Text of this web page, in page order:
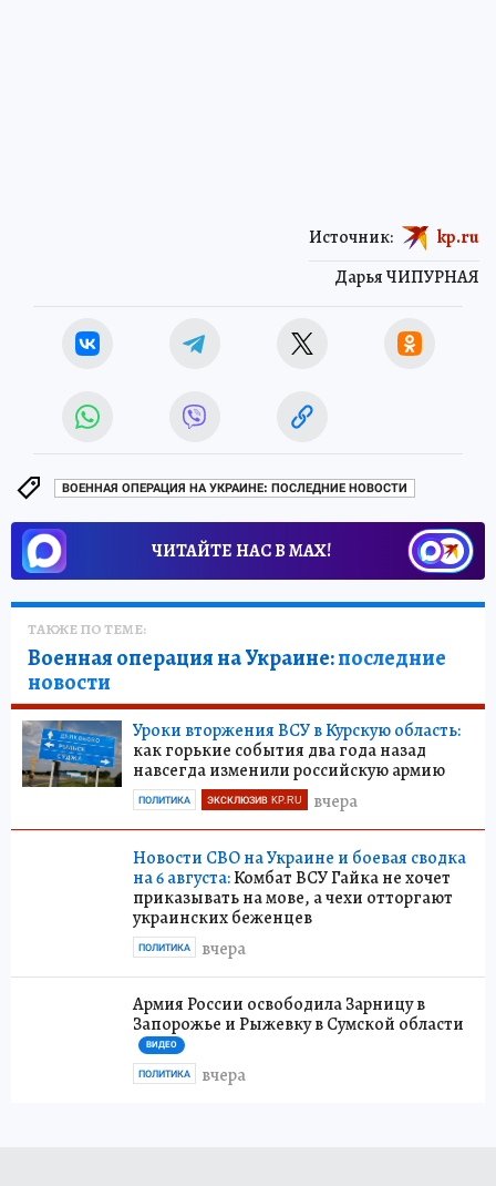
Дарья ЧИПУРНАЯ
Источник: kp.ru
ВОЕННАЯ ОПЕРАЦИЯ НА УКРАИНЕ: ПОСЛЕДНИЕ НОВОСТИ
ЧИТАЙТЕ НАС В МАХ!
ТАКЖЕ ПО ТЕМЕ:
Военная операция на Украине:последние
новости
Уроки вторжения ВСУ в Курскую область:
как горькие события два года назад
навсегда изменили российскую армию
вчера
ПОЛИТИКА ЭКСКЛЮЗИВ KP.RU
Новости СВО на Украине и боевая сводка
на 6 августа:Комбат ВСУ Гайка не хочет
приказывать на мове, а чехи отторгают
украинских беженцев
вчера
ПОЛИТИКА
Армия России освободила Зарницу в
Запорожье и Рыжевку в Сумской области
ВИДЕО
вчера
ПОЛИТИКА